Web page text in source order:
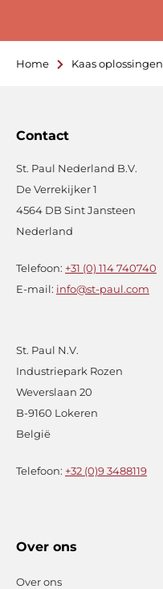
Home Kaas oplossingen
Contact
St. Paul Nederland B.V.
De Verrekijker 1
4564 DB Sint Jansteen
Nederland
Telefoon: +31 (0) 114 740740
E-mail: info@st-paul.com
St. Paul N.V.
Industriepark Rozen
Weverslaan 20
B-9160 Lokeren
België
Telefoon: +32 (0)9 3488119
Over ons
Over ons